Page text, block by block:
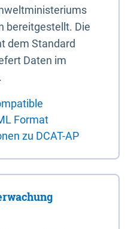
bereitgestellt. Die
dem Standard
Daten im
Format
zu DCAT-AP